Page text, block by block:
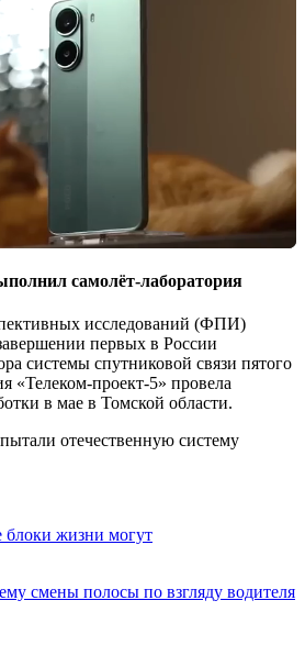
самолёт-лаборатория
исследований (ФПИ)
первых в России
системы спутниковой связи пятого
«Телеком-проект-5» провела
в мае в Томской области.
жизни могут
смены полосы по взгляду водителя